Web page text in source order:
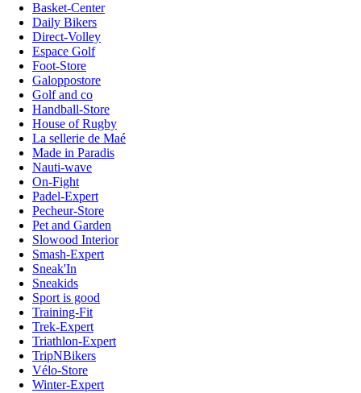
Basket-Center
Daily Bikers
Direct-Volley
Espace Golf
Foot-Store
Galoppostore
Golf and co
Handball-Store
House of Rugby
La sellerie de Maé
Made in Paradis
Nauti-wave
On-Fight
Padel-Expert
Pecheur-Store
Pet and Garden
Slowood Interior
Smash-Expert
Sneak'In
Sneakids
Sport is good
Training-Fit
Trek-Expert
Triathlon-Expert
TripNBikers
Vélo-Store
Winter-Expert